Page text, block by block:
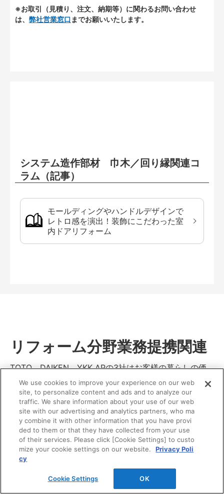
※お取引（見積り、注文、納期等）に関わるお問い合わせ
は、 弊社営業窓口 までお願いいたします。
システム造作部材 巾木／回り縁関連コ
ラム（記事）
モールディングやハンドルデザインで
レトロ感を演出！装飾にこだわった室
内ドアリフォーム
リフォーム分野業務提携関連
TOTO、DAIKEN、YKK APの3社はお客様の暮らしの価
値向上を目指して、リモデル分野で2002年から業務提携
しています。
We use cookies to improve your experience on our web
site, to personalize content and ads and to analyze our
traffic. We share information about your use of our web
site with our advertising and analytics partners, who ma
y combine it with other information that you have provi
ded to them or that they have collected from your use
of their services. Please click [Cookie Settings] to custo
mize your cookie settings on our website.
Privacy Poli
cy
Cookie Settings OK